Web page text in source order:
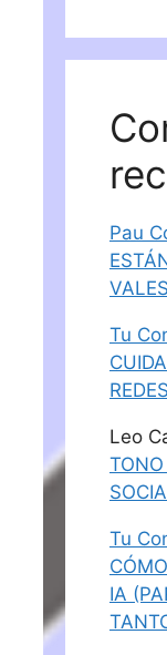
Pau
Tu
Leo
Tu
IA